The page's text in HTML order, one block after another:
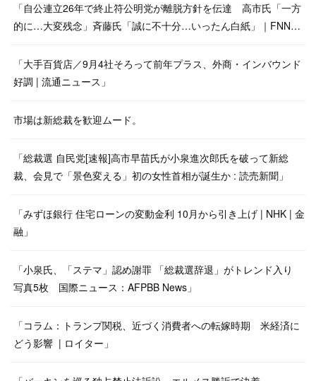
「自公連立26年で終止符公明党が離脱方針を伝達 高市氏「一方
的に…大変残念」斉藤氏「誠に不十分…いったん白紙」｜FNN…
「大手百貨店／9月4社そろって前年プラス、外商・インバウンド
好調 | 流通ニュース」
市場は新総裁を歓迎ムード。
「総裁選 自民党[速報]高市早苗氏が小泉進次郎氏を破って新総
裁、会見で「景色変える」初の女性首相が誕生か : 読売新聞」
「みずほ銀行 住宅ローンの変動金利 10月から引き上げ | NHK | 金
融」
「小泉氏、「ステマ」認め謝罪 「総裁選辞退」がトレンド入り
写真5枚 国際ニュース：AFPBB News」
「コラム：トランプ関税、近づく消費者への転嫁時期 米経済に
どう影響 | ロイター」